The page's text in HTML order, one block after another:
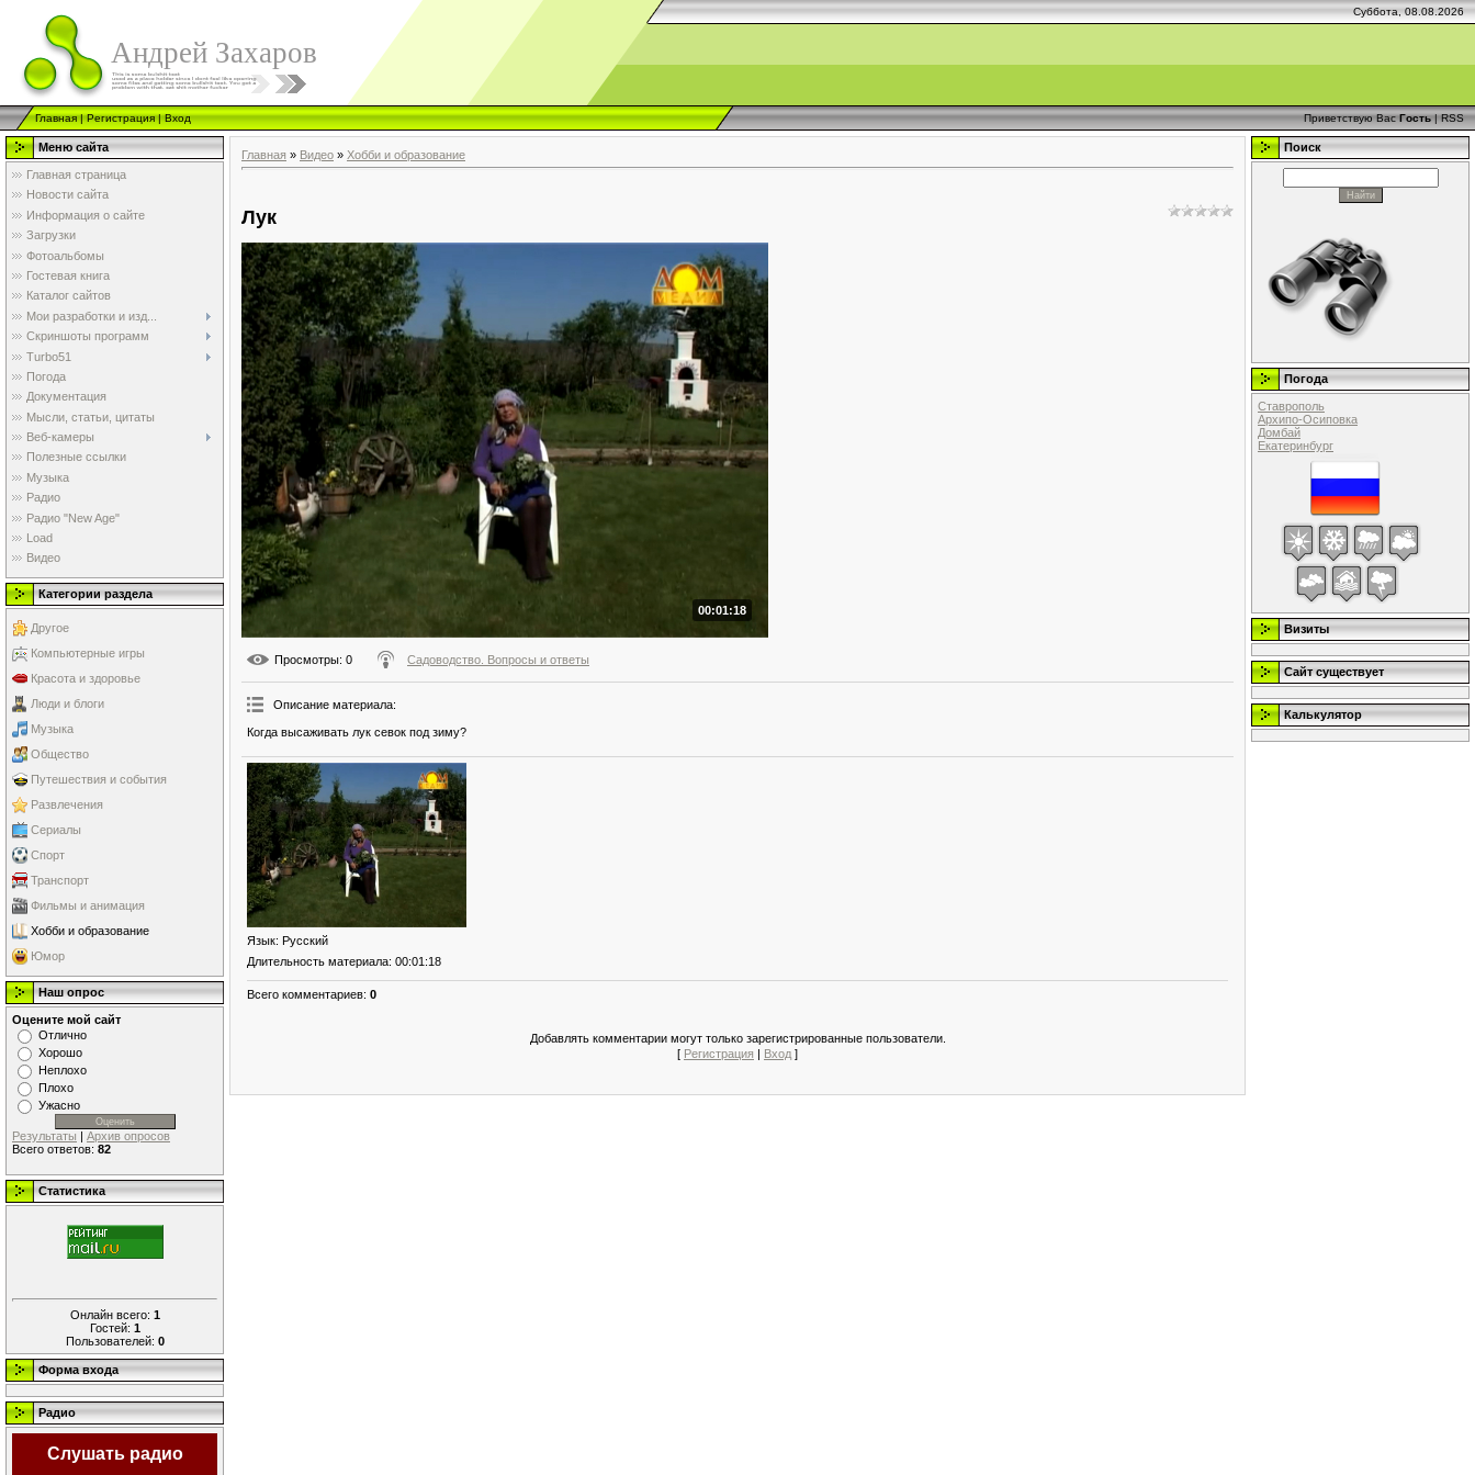
Суббота, 08.08.2026
Андрей Захаров
Главная|Регистрация|Вход Приветствую Вас Гость|RSS
Меню сайта
Главная страница
Новости сайта
Информация о сайте
Загрузки
Фотоальбомы
Гостевая книга
Каталог сайтов
Мои разработки и изд...
Скриншоты программ
Turbo51
Погода
Документация
Мысли, статьи, цитаты
Веб-камеры
Полезные ссылки
Музыка
Радио
Радио "New Age"
Load
Видео
Категории раздела
Другое
Компьютерные игры
Красота и здоровье
Люди и блоги
Музыка
Общество
Путешествия и события
Развлечения
Сериалы
Спорт
Транспорт
Фильмы и анимация
Хобби и образование
Юмор
Наш опрос
Оцените мой сайт
Отлично
Хорошо
Неплохо
Плохо
Ужасно
Результаты | Архив опросов
Всего ответов: 82
Статистика
Онлайн всего: 1
Гостей: 1
Пользователей: 0
Форма входа
Радио
Слушать радио
Главная » Видео » Хобби и образование
Лук
00:01:18
Просмотры: 0 Садоводство. Вопросы и ответы
Описание материала:
Когда высаживать лук севок под зиму?
Язык: Русский
Длительность материала: 00:01:18
Всего комментариев: 0
Добавлять комментарии могут только зарегистрированные пользователи.
[ Регистрация | Вход ]
Поиск
Погода
Ставрополь
Архипо-Осиповка
Домбай
Екатеринбург
Визиты
Сайт существует
Калькулятор